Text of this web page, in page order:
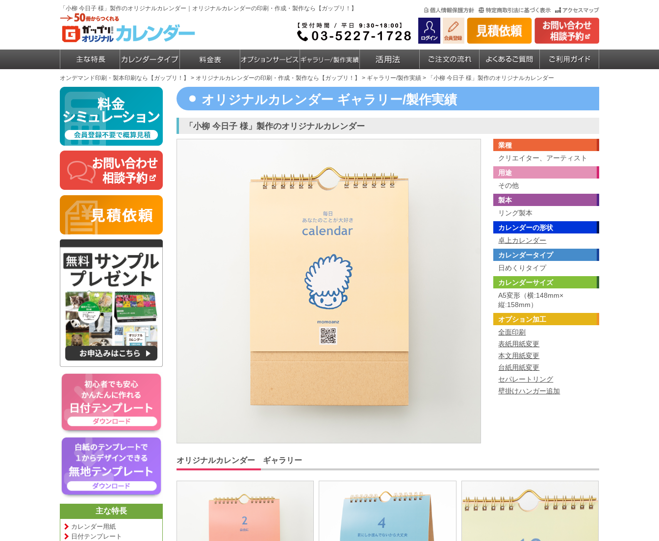
「小柳 今日子 様」製作のオリジナルカレンダー｜オリジナルカレンダーの印刷・作成・製作なら【ガップリ！】
オンデマンド印刷・製本印刷なら【ガップリ！】 > オリジナルカレンダーの印刷・作成・製作なら【ガップリ！】 > ギャラリー/製作実績 > 「小柳 今日子 様」製作のオリジナルカレンダー
主な特長
カレンダー用紙
日付テンプレート
オリジナルカレンダー ギャラリー/製作実績
「小柳 今日子 様」製作のオリジナルカレンダー
業種
クリエイター、アーティスト
用途
その他
製本
リング製本
カレンダーの形状
卓上カレンダー
カレンダータイプ
日めくりタイプ
カレンダーサイズ
A5変形（横:148mm×
縦:158mm）
オプション加工
全面印刷
表紙用紙変更
本文用紙変更
台紙用紙変更
セパレートリング
壁掛けハンガー追加
オリジナルカレンダー ギャラリー